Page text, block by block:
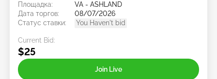
Площадка:
VA - ASHLAND
Дата торгов:
08/07/2026
Статус ставки:
You Haven't bid
Current Bid:
$25
Join Live